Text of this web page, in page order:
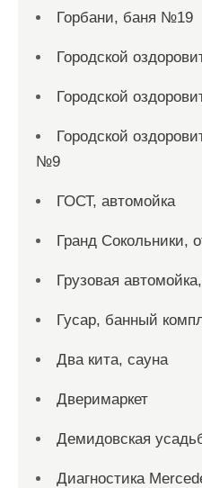
Горбани, баня №19
Городской
Городской
Городской
№9
ГОСТ, автомойка
Гранд Сокольники,
Грузовая
Гусар, банный
Два кита, сауна
Дверимаркет
Демидовская
Диагностика